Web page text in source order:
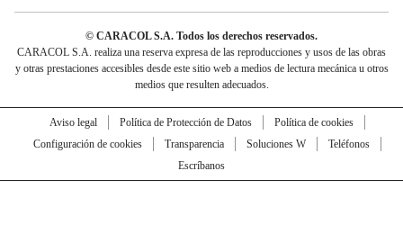
© CARACOL S.A. Todos los derechos reservados.
CARACOL S.A. realiza una reserva expresa de las reproducciones y usos de las obras
y otras prestaciones accesibles desde este sitio web a medios de lectura mecánica u otros
medios que resulten adecuados.
Aviso legal Política de Protección de Datos
Política de cookies
Configuración de cookies
Transparencia Soluciones W
Teléfonos
Escríbanos